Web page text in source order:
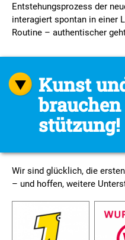
Entstehungsprozess der
interagiert spontan in einer
Routine – authentischer
Kunst
stützung!
Wir sind glücklich, die
– und hoffen, weitere